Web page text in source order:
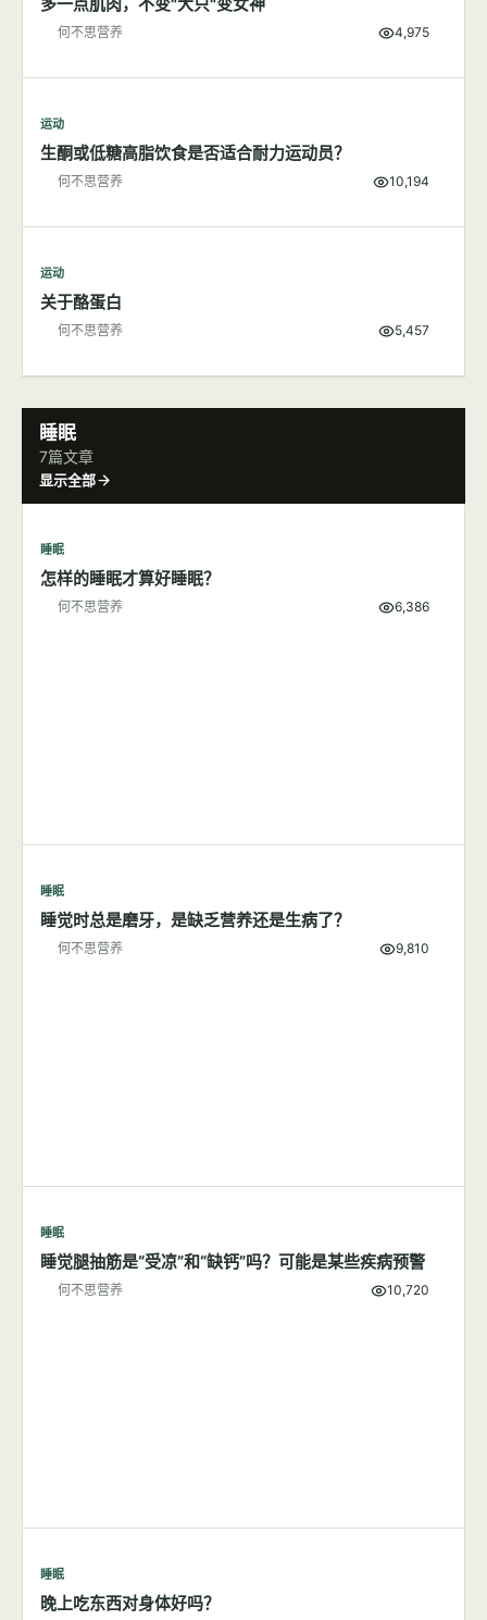
何不思营养 4,975
运动
生酮或低糖高脂饮食是否适合耐力运动员？
何不思营养 10,194
运动
关于酪蛋白
何不思营养 5,457
睡眠
7篇文章
显示全部
睡眠
怎样的睡眠才算好睡眠？
何不思营养 6,386
睡眠
睡觉时总是磨牙，是缺乏营养还是生病了？
何不思营养 9,810
睡眠
睡觉腿抽筋是“受凉”和“缺钙”吗？可能是某些疾病预警
何不思营养 10,720
睡眠
晚上吃东西对身体好吗？